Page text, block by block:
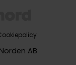
AB